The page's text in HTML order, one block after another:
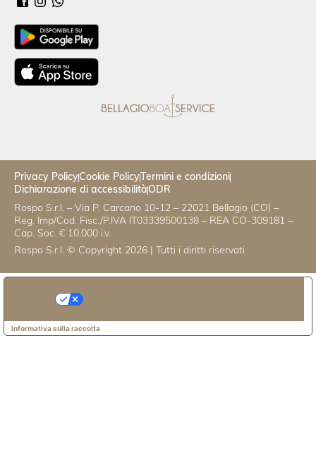
Rospo S.r.l. – Via P. Carcano 10-12 – 22021 Bellagio (CO) –
Reg. Imp/Cod. Fisc./P.IVA IT03339500138 – REA CO-309181 –
Cap. Soc. € 10.000 i.v.
Rospo S.r.l. © Copyright 2026 | Tutti i diritti riservati
Privacy PolicyCookie Policy Termini e condizioni
Dichiarazione di accessibilità ODR
Informativa sulla raccolta